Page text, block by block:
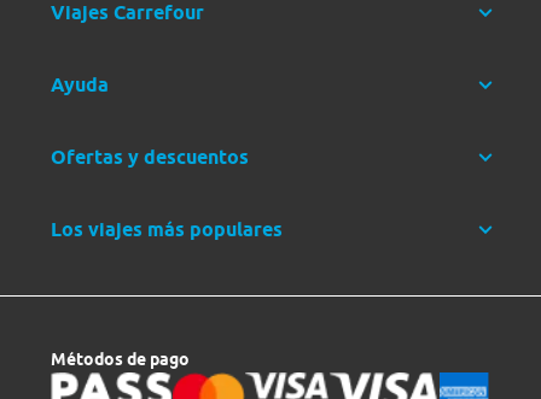
Viajes Carrefour
Ayuda
Ofertas y descuentos
Los viajes más populares
Métodos de pago